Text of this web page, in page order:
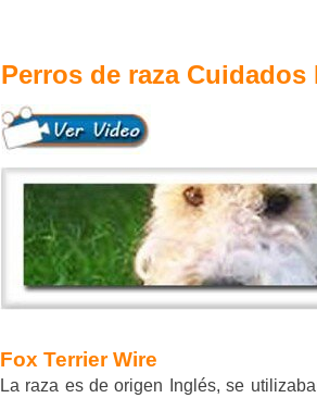
Perros de raza Cuidados
Fox Terrier Wire
La raza es de origen Inglés, se